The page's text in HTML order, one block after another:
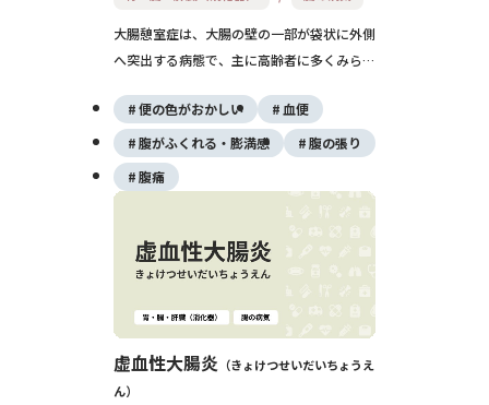
大腸憩室症は、大腸の壁の一部が袋状に外側
へ突出する病態で、主に高齢者に多くみられ
うと腹痛や発熱、血便などの症状が出現しま
す。食物繊維不足や加齢による腸壁の脆弱
化、便秘などが原因とされ、日常の生活習慣
改善が予防に有効です。
便の色がおかしい
血便
腹がふくれる・膨満感
腹の張り
腹痛
虚血性大腸炎
きょけつせいだいちょうえ
ん